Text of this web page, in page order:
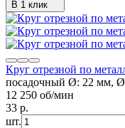
В 1 клик
Круг отрезной по
посадочный Ø: 22 мм,
12 250 об/мин
33 p.
шт.